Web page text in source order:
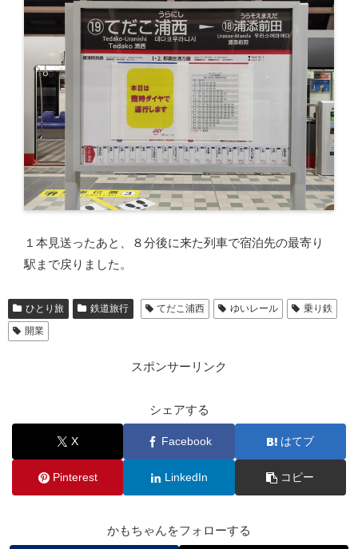
１本見送ったあと、８分後に来た列車で宿泊先の最寄り
駅まで戻りました。
ひとり旅 鉄道旅行 てだこ浦西 ゆいレール
乗り鉄
開業
スポンサーリンク
シェアする
X Facebook はてブ
Pinterest LinkedIn コピー
かもちゃんをフォローする